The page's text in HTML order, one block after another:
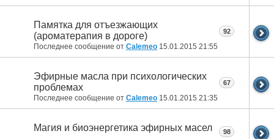
Памятка для отъезжающих
(ароматерапия в дороге)
Последнее сообщение от Calemeo 15.01.2015 21:55
92
Эфирные масла при психологических
проблемах
Последнее сообщение от Calemeo 15.01.2015 21:35
67
Магия и биоэнергетика эфирных масел 98